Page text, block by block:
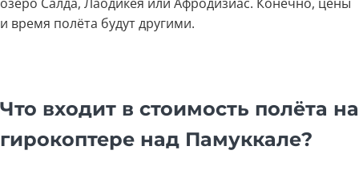
и время полёта будут другими.
Что входит в стоимость полёта на
гирокоптере над Памуккале?